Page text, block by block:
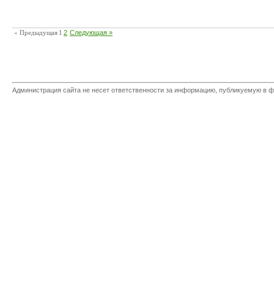
« Предыдущая 1 2 Следующая »
Администрация сайта не несет ответственности за информацию, публикуемую